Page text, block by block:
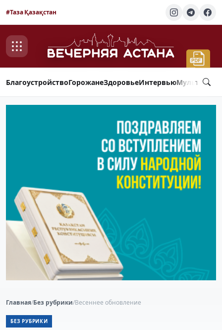
#Таза Қазақстан
БлагоустройствоГорожанеЗдоровьеИнтервью
Главная/Без рубрики/Весеннее обновление
БЕЗ РУБРИКИ